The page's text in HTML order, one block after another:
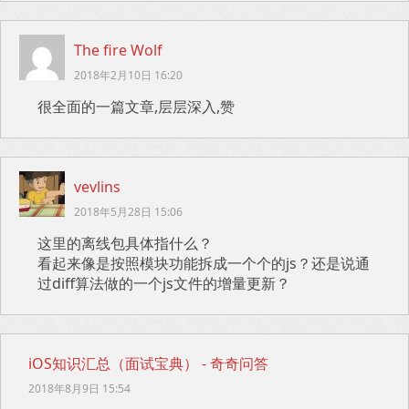
The fire Wolf
2018年2月10日 16:20
很全面的一篇文章,层层深入,赞
vevlins
2018年5月28日 15:06
这里的离线包具体指什么？
看起来像是按照模块功能拆成一个个的js？还是说通
过diff算法做的一个js文件的增量更新？
iOS知识汇总（面试宝典） - 奇奇问答
2018年8月9日 15:54